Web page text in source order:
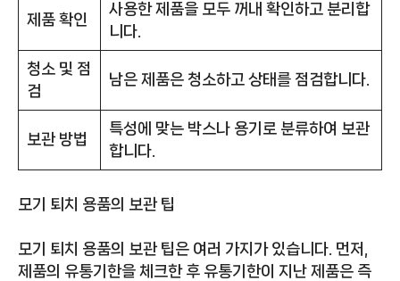
제품 확인
사용한 제품을 모두 꺼내 확인하고 분리합
니다.
청소 및 점
검
남은 제품은 청소하고 상태를 점검합니다.
보관 방법
특성에 맞는 박스나 용기로 분류하여 보관
합니다.
모기 퇴치 용품의 보관 팁
모기 퇴치 용품의 보관 팁은 여러 가지가 있습니다. 먼저,
제품의 유통기한을 체크한 후 유통기한이 지난 제품은 즉